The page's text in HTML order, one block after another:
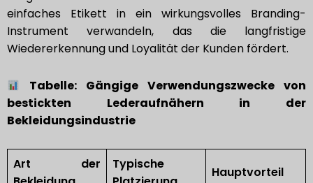
einfaches Etikett in ein wirkungsvolles Branding-
Instrument verwandeln, das die langfristige
Wiedererkennung und Loyalität der Kunden fördert.
Tabelle: Gängige Verwendungszwecke von
bestickten Lederaufnähern in der
Bekleidungsindustrie
Art der
Typische
Hauptvorteil